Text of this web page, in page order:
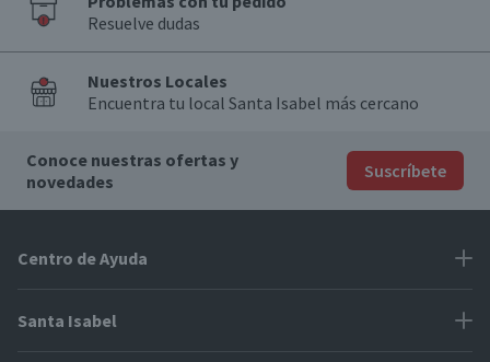
Resuelve dudas
Nuestros Locales
Encuentra tu local Santa Isabel más cercano
Conoce nuestras ofertas y
novedades
Suscríbete
Centro de Ayuda
Problemas con tu pedido
Santa Isabel